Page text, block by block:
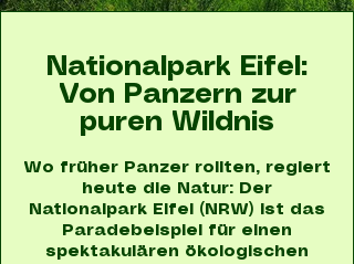
Nationalpark Eifel:
Von Panzern zur
puren Wildnis
Wo früher Panzer rollten, regiert
heute die Natur: Der
Nationalpark Eifel (NRW) ist das
Paradebeispiel für einen
spektakulären ökologischen